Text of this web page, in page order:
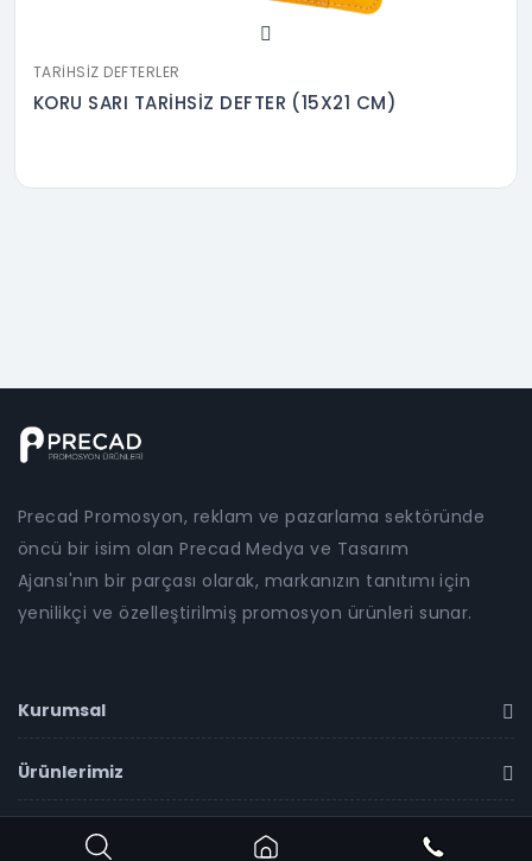
TARIHSIZ DEFTERLER
KORU SARI TARİHSİZ DEFTER (15X21 CM)
Precad Promosyon, reklam ve pazarlama sektöründe
öncü bir isim olan Precad Medya ve Tasarım
Ajansı'nın bir parçası olarak, markanızın tanıtımı için
yenilikçi ve özelleştirilmiş promosyon ürünleri sunar.
Kurumsal
Ürünlerimiz